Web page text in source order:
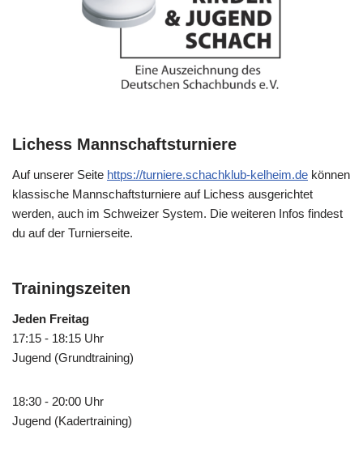
Lichess Mannschaftsturniere
Auf unserer Seite https://turniere.schachklub-kelheim.de können
klassische Mannschaftsturniere auf Lichess ausgerichtet
werden, auch im Schweizer System. Die weiteren Infos findest
du auf der Turnierseite.
Trainingszeiten
Jeden Freitag
17:15 - 18:15 Uhr
Jugend (Grundtraining)
18:30 - 20:00 Uhr
Jugend (Kadertraining)